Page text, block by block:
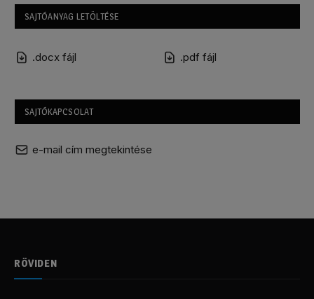
SAJTÓANYAG LETÖLTÉSE
.docx fájl .pdf fájl
SAJTÓKAPCSOLAT
e-mail cím megtekintése
RÖVIDEN